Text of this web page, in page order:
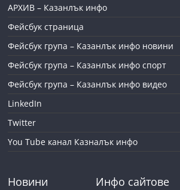
АРХИВ – Казанлък инфо
Фейсбук страница
Фейсбук група – Казанлък инфо новини
Фейсбук група – Казанлък инфо спорт
Фейсбук група – Казанлък инфо видео
LinkedIn
Twitter
You Tube канал Казналък инфо
Новини Инфо сайтове